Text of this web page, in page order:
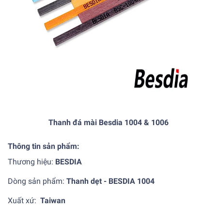
Thanh đá mài Besdia 1004 & 1006
Thông tin sản phẩm:
Thương hiệu: BESDIA
Dòng sản phẩm: Thanh dẹt - BESDIA 1004
Xuất xứ: Taiwan